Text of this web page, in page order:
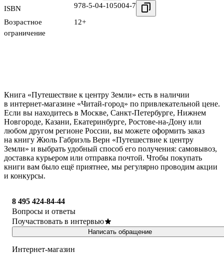
ISBN 978-5-04-105004-7
Возрастное
ограничение
12+
Книга «Путешествие к центру Земли» есть в наличии
в интернет-магазине «Читай-город» по привлекательной цене.
Если вы находитесь в Москве, Санкт-Петербурге, Нижнем
Новгороде, Казани, Екатеринбурге, Ростове-на-Дону или
любом другом регионе России, вы можете оформить заказ
на книгу Жюль Габриэль Верн «Путешествие к центру
Земли» и выбрать удобный способ его получения: самовывоз,
доставка курьером или отправка почтой. Чтобы покупать
книги вам было ещё приятнее, мы регулярно проводим акции
и конкурсы.
8 495 424-84-44
Вопросы и ответы
Поучаствовать в интервью
Написать обращение
Интернет-магазин